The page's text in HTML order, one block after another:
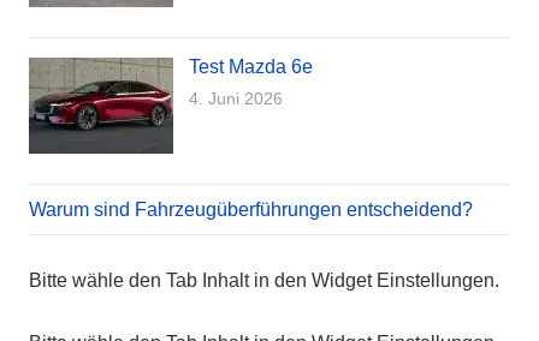
Test Mazda 6e
4. Juni 2026
Warum sind Fahrzeugüberführungen entscheidend?
Bitte wähle den Tab Inhalt in den Widget Einstellungen.